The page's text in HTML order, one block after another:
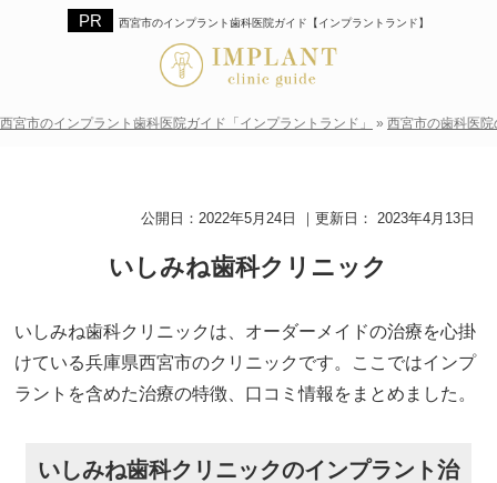
西宮市のインプラント歯科医院ガイド【インプラントランド】
西宮市のインプラント歯科医院ガイド「インプラントランド」 » 西宮市の歯科医
公開日： 2022年5月24日 ｜更新日： 2023年4月13日
いしみね歯科クリニック
いしみね歯科クリニックは、オーダーメイドの治療を心掛
けている兵庫県西宮市のクリニックです。ここではインプ
ラントを含めた治療の特徴、口コミ情報をまとめました。
いしみね歯科クリニックのインプラント治